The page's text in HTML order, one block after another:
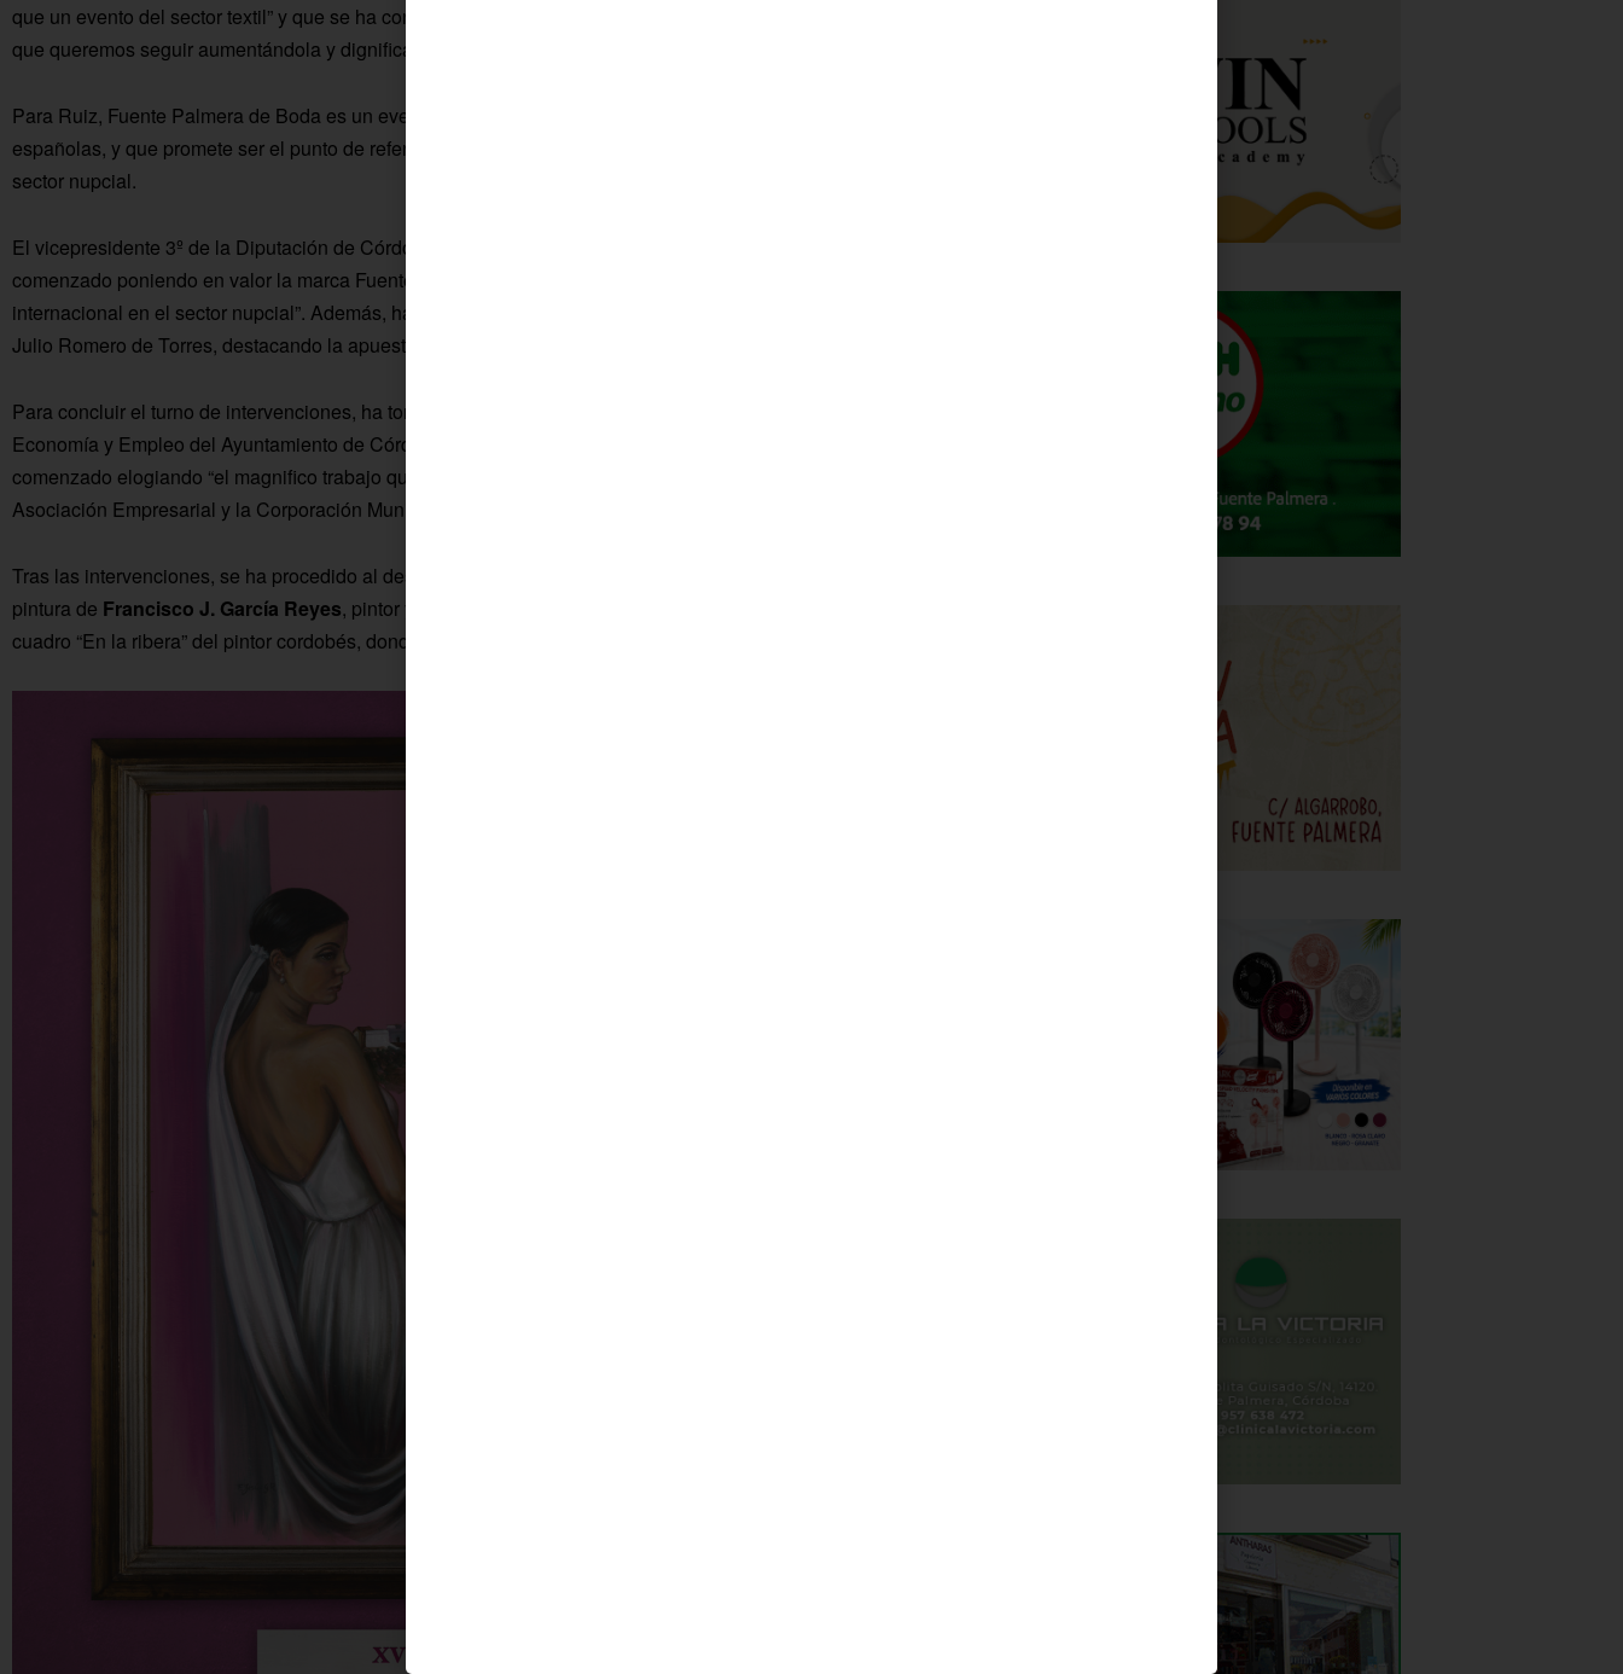
que un evento del sector textil” y que se ha convertido en “un sello de calidad para el pueblo y una marca
que queremos seguir aumentándola y dignificándola como hasta ahora”.
Para Ruiz, Fuente Palmera de Boda es un evento atractivo para el público de otras provincias andaluzas y
españolas, y que promete ser el punto de referencia de las nuevas tendencias en todo lo que rodea al
sector nupcial.
El vicepresidente 3º de la Diputación de Córdoba y presidente de IPRODECO,
comenzado poniendo en valor la marca Fuente Palmera de Boda, ya que “es una referencia nacional e
internacional en el sector nupcial”. Además, ha felicitado a la organización por la idea de homenajear a
Julio Romero de Torres, destacando la apuesta de unir arte y moda.
Para concluir el turno de intervenciones, ha tomado la palabra
Economía y Empleo del Ayuntamiento de Córdoba y hoy ejerciendo como alcaldesa accidental. Torrent ha
comenzado elogiando “el magnifico trabajo que realizan para organizar Fuente Palmera de Boda”, la
Asociación Empresarial y la Corporación Municipal colona.
Tras las intervenciones, se ha procedido al descubrimiento del cartel de la XVII edición que se trata de una
pintura de Francisco J. García Reyes, pintor y vecino de Fuente Palmera, que se ha inspirado en el
cuadro “En la ribera” del pintor cordobés, donde la mujer, vestida de novia, mira a Fuente Palmera.